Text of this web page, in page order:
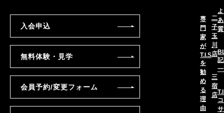
入会申込
無料体験・見学
会員予約/変更フォーム
専
門
家
が
T.I.S
を
勧
め
る
理
由
二
子
玉
川
店
三
宿
店